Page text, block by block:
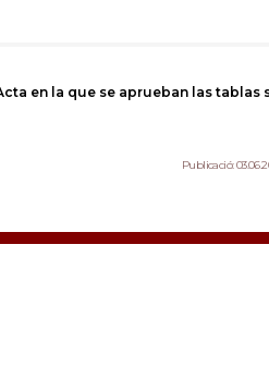
en la que se aprueban las tablas
Publicació: